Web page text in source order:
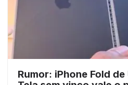
Rumor: iPhone Fold